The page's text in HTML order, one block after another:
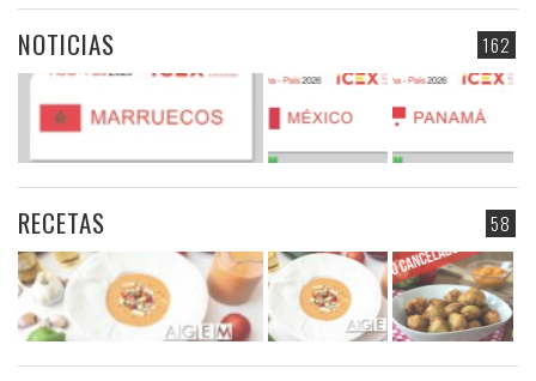
162
NOTICIAS
58
RECETAS